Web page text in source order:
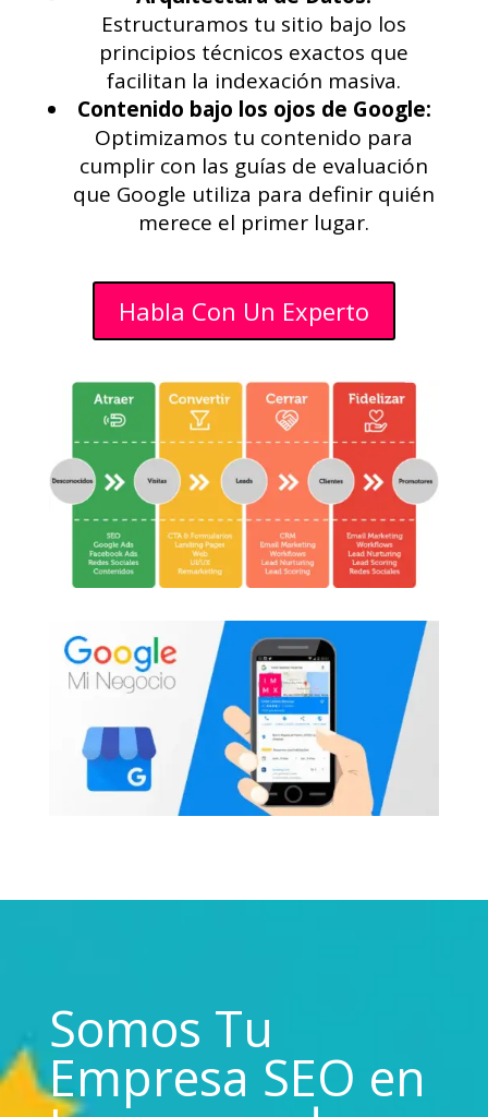
Estructuramos tu sitio bajo los
principios técnicos exactos que
facilitan la indexación masiva.
Contenido bajo los ojos de Google:
Optimizamos tu contenido para
cumplir con las guías de evaluación
que Google utiliza para definir quién
merece el primer lugar.
Habla Con Un Experto
Somos Tu
Empresa SEO en